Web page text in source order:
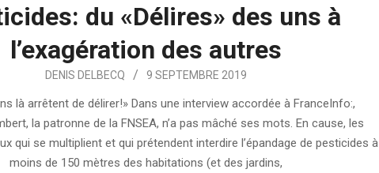
du «Délires» des uns à
l’exagération des autres
DENIS DELBECQ 9 SEPTEMBRE 2019
là arrêtent de délirer!» Dans une interview accordée à FranceInfo:,
la patronne de la FNSEA, n’a pas mâché ses mots. En cause, les
qui se multiplient et qui prétendent interdire l’épandage de pesticides à
moins de 150 mètres des habitations (et des jardins,